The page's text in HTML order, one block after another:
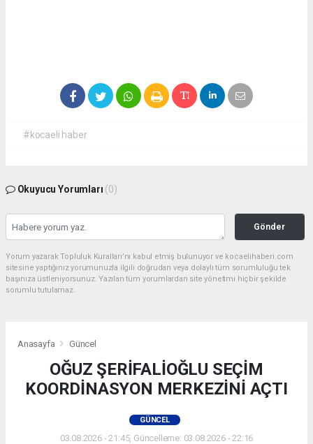
#kocaeli haber
Okuyucu Yorumları (0)
Gönder
Yorum yazarak Topluluk Kuralları’nı kabul etmiş bulunuyor ve kocaelihaberi.com
sitesine yaptığınız yorumunuzla ilgili doğrudan veya dolaylı tüm sorumluluğu tek
başınıza üstleniyorsunuz. Yazılan tüm yorumlardan site yönetimi hiçbir şekilde
sorumlu tutulamaz.
Anasayfa Güncel
OĞUZ ŞERİFALİOĞLU SEÇİM
KOORDİNASYON MERKEZİNİ AÇTI
GÜNCEL
03.08.2026 - 21:45, Güncelleme: 03.08.2026 - 22:16